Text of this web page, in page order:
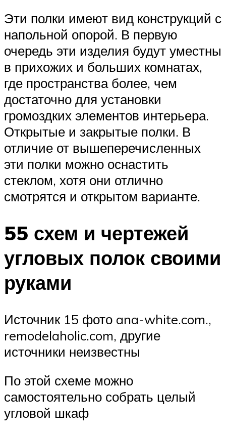
Эти полки имеют вид конструкций с
напольной опорой. В первую
очередь эти изделия будут уместны
в прихожих и больших комнатах,
где пространства более, чем
достаточно для установки
громоздких элементов интерьера.
Открытые и закрытые полки. В
отличие от вышеперечисленных
эти полки можно оснастить
стеклом, хотя они отлично
смотрятся и открытом варианте.
55 схем и чертежей
угловых полок своими
руками
Источник 15 фото ana-white.com.,
remodelaholic.com, другие
источники неизвестны
По этой схеме можно
самостоятельно собрать целый
угловой шкаф